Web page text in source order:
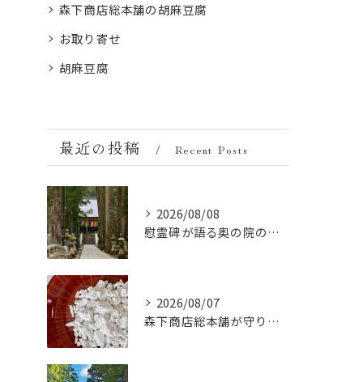
森下商店総本舗の胡麻豆腐
お取り寄せ
胡麻豆腐
最近の投稿 Recent Posts
2026/08/08
慰霊碑が語る奥の院の過去：祈りと歴史の中間地点
2026/08/07
森下商店総本舗が守り続ける伝統の胡麻豆腐に使う吉野葛の純度と効能